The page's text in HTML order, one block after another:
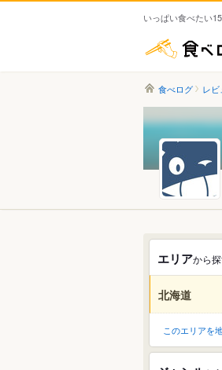
いっぱい食べたい
食べログ レ
エリアから
北海道
このエリアを